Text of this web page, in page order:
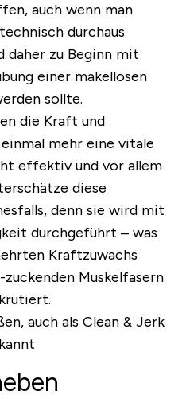
auch wenn man
durchaus
daher zu Beginn mit
einer makellosen
sollte.
die Kraft und
einmal mehr eine vitale
effektiv und vor allem
diese
denn sie wird mit
durchgeführt – was
Kraftzuwachs
Muskelfasern